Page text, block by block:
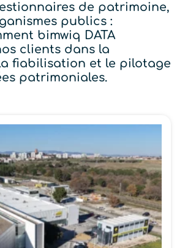
de patrimoine,
publics :
bimwiq DATA
clients dans la
fiabilisation et le pilotage
patrimoniales.